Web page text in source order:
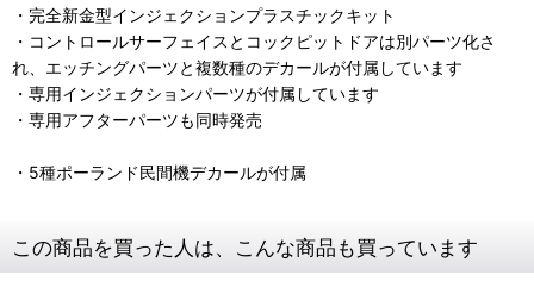
・完全新金型インジェクションプラスチックキット
・コントロールサーフェイスとコックピットドアは別パーツ化さ
れ、エッチングパーツと複数種のデカールが付属しています
・専用インジェクションパーツが付属しています
・専用アフターパーツも同時発売
・5種ポーランド民間機デカールが付属
この商品を買った人は、こんな商品も買っています